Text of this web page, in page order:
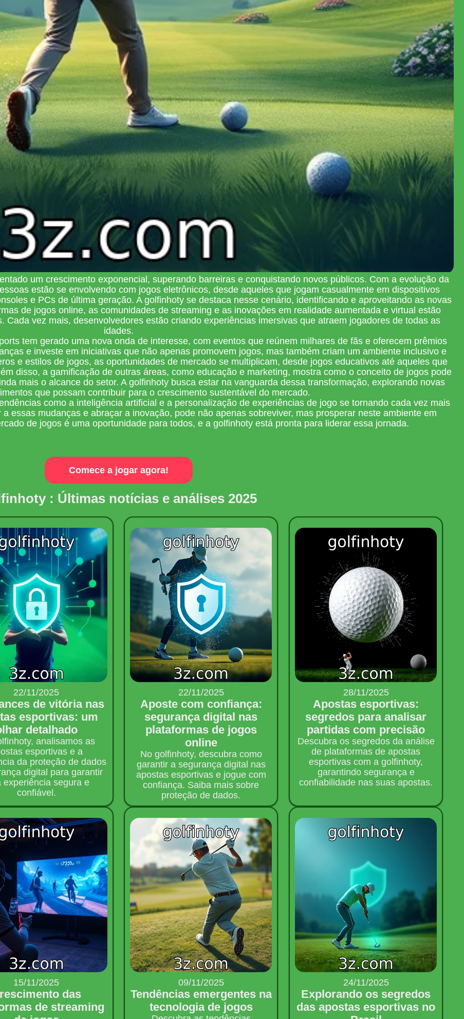
um crescimento exponencial, superando barreiras e conquistando novos públicos. Com a evolução da
estão se envolvendo com jogos eletrônicos, desde aqueles que jogam casualmente em dispositivos
e PCs de última geração. A golfinhoty se destaca nesse cenário, identificando e aproveitando as novas
de jogos online, as comunidades de streaming e as inovações em realidade aumentada e virtual estão
Cada vez mais, desenvolvedores estão criando experiências imersivas que atraem jogadores de todas as
idades.
tem gerado uma nova onda de interesse, com eventos que reúnem milhares de fãs e oferecem prêmios
e investe em iniciativas que não apenas promovem jogos, mas também criam um ambiente inclusivo e
e estilos de jogos, as oportunidades de mercado se multiplicam, desde jogos educativos até aqueles que
disso, a gamificação de outras áreas, como educação e marketing, mostra como o conceito de jogos pode
mais o alcance do setor. A golfinhoty busca estar na vanguarda dessa transformação, explorando novas
que possam contribuir para o crescimento sustentável do mercado.
como a inteligência artificial e a personalização de experiências de jogo se tornando cada vez mais
essas mudanças e abraçar a inovação, pode não apenas sobreviver, mas prosperar neste ambiente em
de jogos é uma oportunidade para todos, e a golfinhoty está pronta para liderar essa jornada.
Comece a jogar agora!
: Últimas notícias e análises 2025
22/11/2025
de vitória nas
esportivas: um
detalhado
analisamos as
esportivas e a
da proteção de dados
digital para garantir
experiência segura e
confiável.
22/11/2025
Aposte com confiança:
segurança digital nas
plataformas de jogos
online
No golfinhoty, descubra como
garantir a segurança digital nas
apostas esportivas e jogue com
confiança. Saiba mais sobre
proteção de dados.
28/11/2025
Apostas esportivas:
segredos para analisar
partidas com precisão
Descubra os segredos da análise
de plataformas de apostas
esportivas com a golfinhoty,
garantindo segurança e
confiabilidade nas suas apostas.
15/11/2025
das
de streaming
09/11/2025
Tendências emergentes na
tecnologia de jogos
24/11/2025
Explorando os segredos
das apostas esportivas no